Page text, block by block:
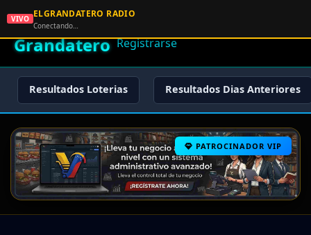
🌟 El
Grandatero Registrarse
Resultados Loterias Resultados Dias Anteriores
PATROCINADOR VIP
VIVO ELGRANDATERO RADIO
Conectando…